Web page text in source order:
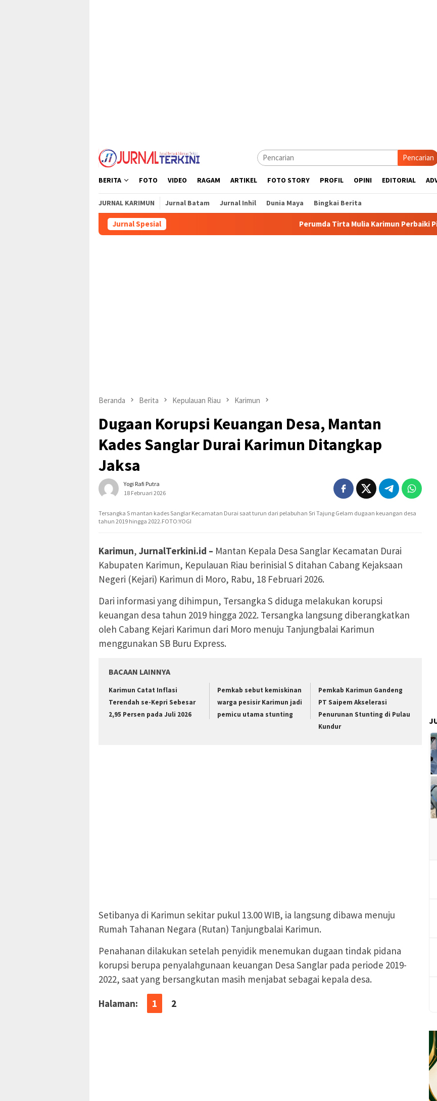
Pencarian
BERITA FOTO VIDEO RAGAM ARTIKEL FOTO STORY PROFIL OPINI EDITORIAL
JURNAL KARIMUN Jurnal Batam Jurnal Inhil Dunia Maya Bingkai Berita
Jurnal Spesial Perumda Tirta Mulia Karimun Perbaiki Pipa JDU, Warga
Beranda Berita Kepulauan Riau Karimun
Dugaan Korupsi Keuangan Desa, Mantan
Kades Sanglar Durai Karimun Ditangkap
Jaksa
Yogi Rafi Putra
18 Februari 2026
Tersangka S mantan kades Sanglar Kecamatan Durai saat turun dari pelabuhan Sri Tajung Gelam dugaan keuangan desa
tahun 2019 hingga 2022.FOTO:YOGI
Karimun, JurnalTerkini.id – Mantan Kepala Desa Sanglar Kecamatan Durai
Kabupaten Karimun, Kepulauan Riau berinisial S ditahan Cabang Kejaksaan
Negeri (Kejari) Karimun di Moro, Rabu, 18 Februari 2026.
Dari informasi yang dihimpun, Tersangka S diduga melakukan korupsi
keuangan desa tahun 2019 hingga 2022. Tersangka langsung diberangkatkan
oleh Cabang Kejari Karimun dari Moro menuju Tanjungbalai Karimun
menggunakan SB Buru Express.
BACAAN LAINNYA
Karimun Catat Inflasi
Terendah se-Kepri Sebesar
2,95 Persen pada Juli 2026
Pemkab sebut kemiskinan
warga pesisir Karimun jadi
pemicu utama stunting
Pemkab Karimun Gandeng
PT Saipem Akselerasi
Penurunan Stunting di Pulau
Kundur
Setibanya di Karimun sekitar pukul 13.00 WIB, ia langsung dibawa menuju
Rumah Tahanan Negara (Rutan) Tanjungbalai Karimun.
Penahanan dilakukan setelah penyidik menemukan dugaan tindak pidana
korupsi berupa penyalahgunaan keuangan Desa Sanglar pada periode 2019-
2022, saat yang bersangkutan masih menjabat sebagai kepala desa.
Halaman:
1 2